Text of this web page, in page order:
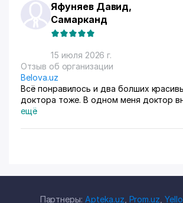
Яфуняев Давид,
Самарканд
15 июля 2026 г.
Отзыв об организации
Belova.uz
Всё понравилось и два болших красивых кабинета
доктора тоже. В одном меня доктор
осмотрела. Там на стенах висят в
ещё
Партнеры: Apteka.uz Prom.uz ,